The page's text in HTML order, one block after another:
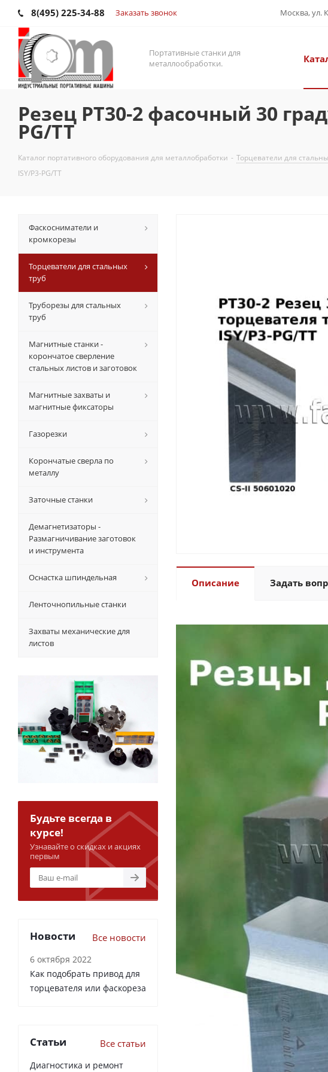
8(495) 225-34-88 Заказать звонок Москва, ул.
Портативные станки для
металлообработки.
Резец PT30-2 фасочный 30
PG/TT
Каталог портативного оборудования для металлобработки - Торцеватели для
ISY/P3-PG/TT
Описание Задать
Фаскосниматели и
кромкорезы
Торцеватели для стальных
труб
Труборезы для стальных
труб
Магнитные станки -
корончатое сверление
стальных листов и заготовок
Магнитные захваты и
магнитные фиксаторы
Газорезки
Корончатые сверла по
металлу
Заточные станки
Демагнетизаторы -
Размагничивание заготовок
и инструмента
Оснастка шпиндельная
Ленточнопильные станки
Захваты механические для
листов
Будьте всегда в
курсе!
Узнавайте о скидках и акциях
первым
Новости Все новости
6 октября 2022
Как подобрать привод для
торцевателя или фаскореза
Статьи Все статьи
Диагностика и ремонт